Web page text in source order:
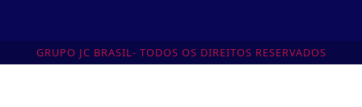
GRUPO JC BRASIL- TODOS OS DIREITOS RESERVADOS